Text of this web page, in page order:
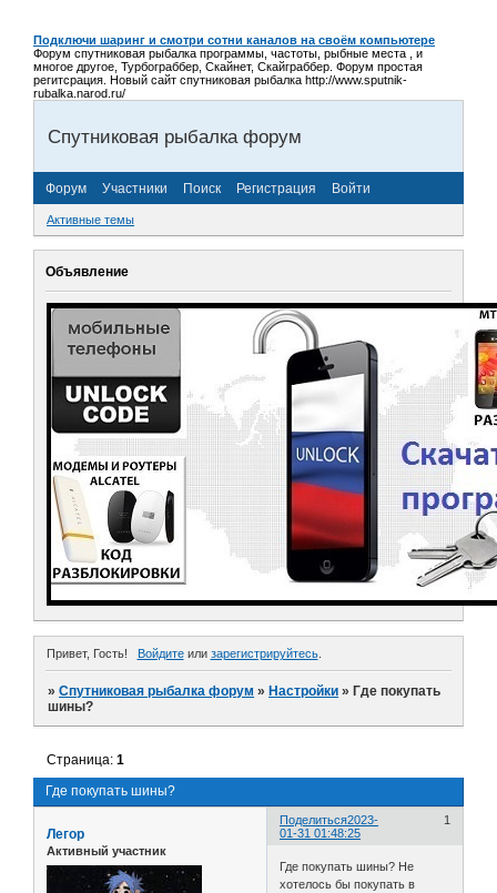
Подключи шаринг и смотри сотни каналов на своём компьютере
Форум спутниковая рыбалка программы, частоты, рыбные места , и
многое другое, Турбограббер, Скайнет, Скайграббер. Форум простая
регитсрация. Новый сайт спутниковая рыбалка http://www.sputnik-
rubalka.narod.ru/
Спутниковая рыбалка форум
Форум Участники Поиск Регистрация Войти
Активные темы
Объявление
Привет, Гость! Войдитеили зарегистрируйтесь.
»Спутниковая рыбалка форум » Настройки » Где покупать
шины?
Где покупать шины?
Страница:1
Поделиться 1
2023-
01-31 01:48:25
Легор
Активный участник
Где покупать шины? Не
хотелось бы покупать в